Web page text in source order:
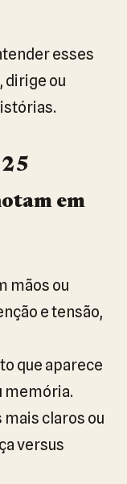
esses
dirige ou
em
mãos ou
e tensão,
que aparece
memória.
mais claros ou
versus